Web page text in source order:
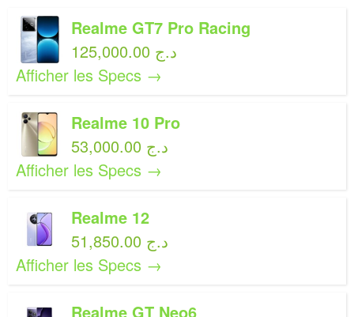
Realme GT7 Pro Racing
125,000.00 د.ج
Afficher les Specs →
Realme 10 Pro
53,000.00 د.ج
Afficher les Specs →
Realme 12
51,850.00 د.ج
Afficher les Specs →
Realme GT Neo6